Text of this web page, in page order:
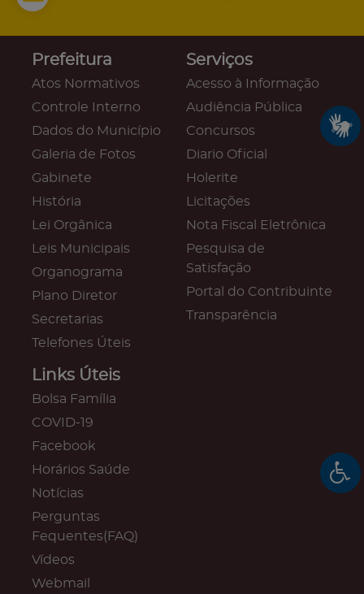
Prefeitura
Atos Normativos
Controle Interno
Dados do Município
Galeria de Fotos
Gabinete
História
Lei Orgânica
Leis Municipais
Organograma
Plano Diretor
Secretarias
Telefones Úteis
Serviços
Acesso à Informação
Audiência Pública
Concursos
Diario Oficial
Holerite
Licitações
Nota Fiscal Eletrônica
Pesquisa de
Satisfação
Portal do Contribuinte
Transparência
Links Úteis
Bolsa Família
COVID-19
Facebook
Horários Saúde
Notícias
Perguntas
Fequentes(FAQ)
Vídeos
Webmail